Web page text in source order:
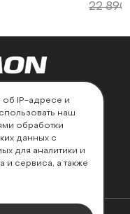
22 890
об IP-адресе и
наш
обработки
данных с
для аналитики и
и сервиса, а также